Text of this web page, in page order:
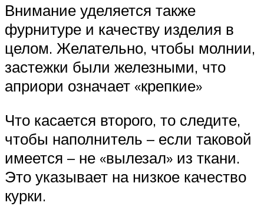
Внимание уделяется также
фурнитуре и качеству изделия в
целом. Желательно, чтобы молнии,
застежки были железными, что
априори означает «крепкие»
Что касается второго, то следите,
чтобы наполнитель – если таковой
имеется – не «вылезал» из ткани.
Это указывает на низкое качество
курки.